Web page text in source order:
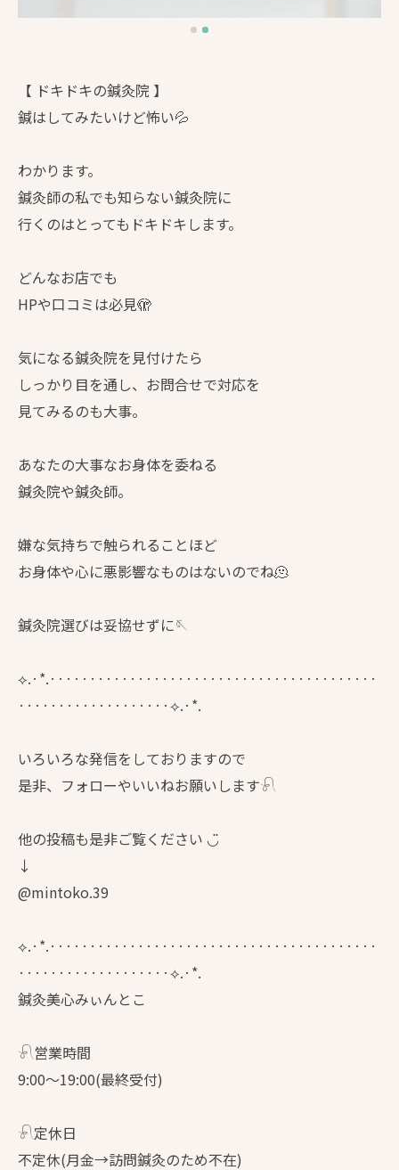
【 ドキドキの鍼灸院 】
鍼はしてみたいけど怖い💦
わかります。
鍼灸師の私でも知らない鍼灸院に
行くのはとってもドキドキします。
どんなお店でも
HPや口コミは必見🫣
気になる鍼灸院を見付けたら
しっかり目を通し、お問合せで対応を
見てみるのも大事。
あなたの大事なお身体を委ねる
鍼灸院や鍼灸師。
嫌な気持ちで触られることほど
お身体や心に悪影響なものはないのでね🫠
鍼灸院選びは妥協せずに🪡
⟡.·*.·········································
···················⟡.·*.
いろいろな発信をしておりますので
是非、フォローやいいねお願いします𓍯
他の投稿も是非ご覧ください ◡̈
↓
@mintoko.39
⟡.·*.·········································
···················⟡.·*.
鍼灸美心みぃんとこ
𓍯営業時間
9:00〜19:00(最終受付)
𓍯定休日
不定休(月金→訪問鍼灸のため不在)